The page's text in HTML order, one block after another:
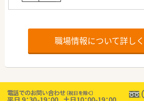
職場情報について詳し